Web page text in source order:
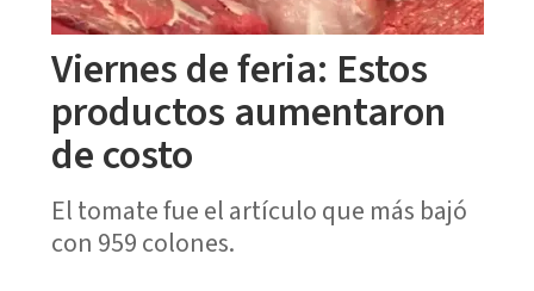
Viernes de feria: Estos
productos aumentaron
de costo
El tomate fue el artículo que más bajó
con 959 colones.